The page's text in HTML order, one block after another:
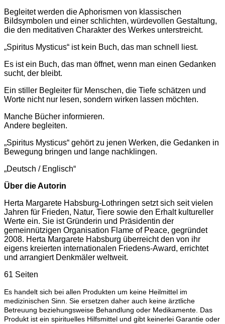
Begleitet werden die Aphorismen von klassischen
Bildsymbolen und einer schlichten, würdevollen Gestaltung,
die den meditativen Charakter des Werkes unterstreicht.
„Spiritus Mysticus“ ist kein Buch, das man schnell liest.
Es ist ein Buch, das man öffnet, wenn man einen Gedanken
sucht, der bleibt.
Ein stiller Begleiter für Menschen, die Tiefe schätzen und
Worte nicht nur lesen, sondern wirken lassen möchten.
Manche Bücher informieren.
Andere begleiten.
„Spiritus Mysticus“ gehört zu jenen Werken, die Gedanken in
Bewegung bringen und lange nachklingen.
„Deutsch / Englisch“
Über die Autorin
Herta Margarete Habsburg-Lothringen setzt sich seit vielen
Jahren für Frieden, Natur, Tiere sowie den Erhalt kultureller
Werte ein. Sie ist Gründerin und Präsidentin der
gemeinnützigen Organisation Flame of Peace, gegründet
2008. Herta Margarete Habsburg überreicht den von ihr
eigens kreierten internationalen Friedens-Award, errichtet
und arrangiert Denkmäler weltweit.
61 Seiten
Es handelt sich bei allen Produkten um keine Heilmittel im
medizinischen Sinn. Sie ersetzen daher auch keine ärztliche
Betreuung beziehungsweise Behandlung oder Medikamente. Das
Produkt ist ein spirituelles Hilfsmittel und gibt keinerlei Garantie oder